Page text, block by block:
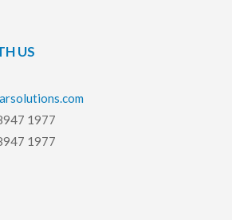
US
1977
1977